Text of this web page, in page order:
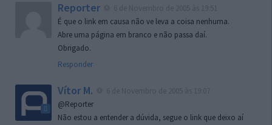
Reporter
É que o link em causa não ve leva a coisa nenhuma.
Abre uma página em branco e não passa daí.
Obrigado.
Responder
Vítor M.
@Reporter
Não estou a entender a dúvida, segue o link que deixo aí